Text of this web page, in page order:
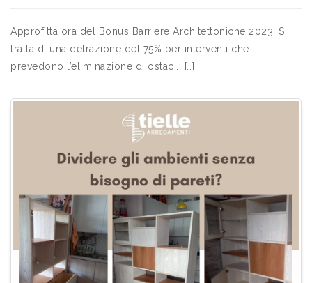
Approfitta ora del Bonus Barriere Architettoniche 2023! Si
tratta di una detrazione del 75% per interventi che
prevedono l’eliminazione di ostac... […]